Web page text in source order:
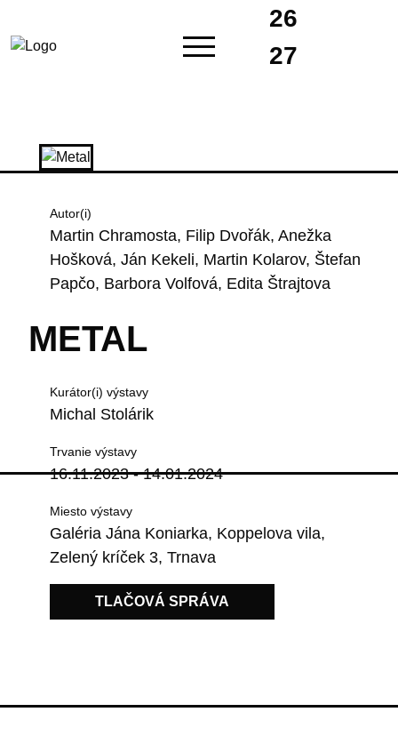
26
27
Autor(i)
Martin Chramosta, Filip Dvořák, Anežka
Hošková, Ján Kekeli, Martin Kolarov, Štefan
Papčo, Barbora Volfová, Edita Štrajtova
METAL
Kurátor(i) výstavy
Michal Stolárik
Trvanie výstavy
16.11.2023 - 14.01.2024
Miesto výstavy
Galéria Jána Koniarka, Koppelova vila,
Zelený kríček 3, Trnava
TLAČOVÁ SPRÁVA